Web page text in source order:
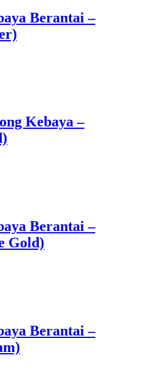
Berantai –
Kebaya –
Berantai –
Gold)
Berantai –